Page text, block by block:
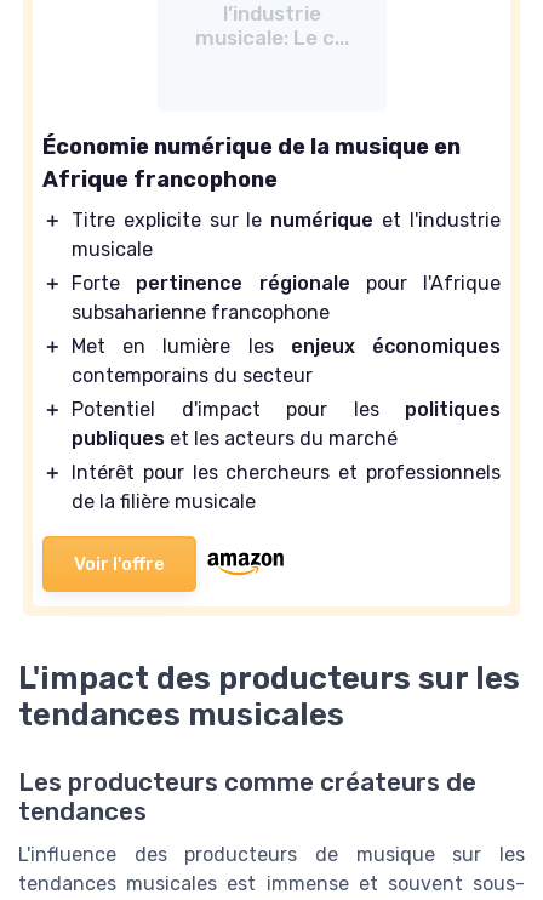
l’industrie
musicale: Le c...
Économie numérique de la musique en
Afrique francophone
＋ Titre explicite sur le numérique et l'industrie
musicale
＋
Forte pertinence régionale pour l'Afrique
subsaharienne francophone
＋
Met en lumière les enjeux économiques
contemporains du secteur
＋
Potentiel d'impact pour les politiques
publiques et les acteurs du marché
＋
Intérêt pour les chercheurs et professionnels
de la filière musicale
Voir l'offre
L'impact des producteurs sur les
tendances musicales
Les producteurs comme créateurs de
tendances
L'influence des producteurs de musique sur les
tendances musicales est immense et souvent sous-